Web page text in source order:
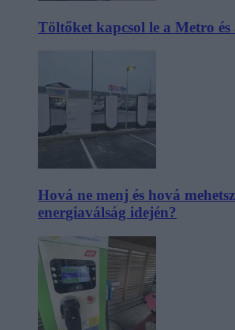
Töltőket kapcsol le a Metro és
Hová ne menj és hová
energiaválság idején?